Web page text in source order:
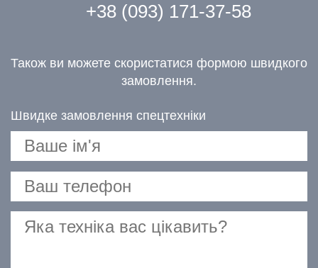
+38 (093) 171-37-58
Також ви можете скористатися формою швидкого
замовлення.
Швидке замовлення спецтехніки